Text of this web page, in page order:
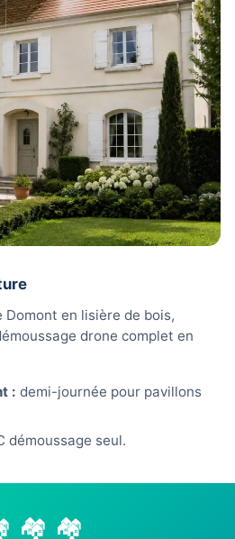
Domont en lisière de bois,
drone complet en
: demi-journée pour pavillons
démoussage seul.
🏘️ 🏘️